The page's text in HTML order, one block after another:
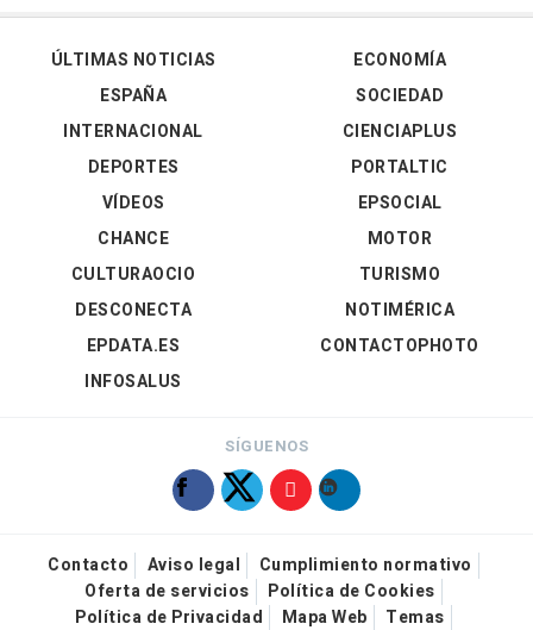
ÚLTIMAS NOTICIAS
ESPAÑA
INTERNACIONAL
DEPORTES
VÍDEOS
ECONOMÍA
SOCIEDAD
CIENCIAPLUS
PORTALTIC
EPSOCIAL
CHANCE
CULTURAOCIO
DESCONECTA
EPDATA.ES
INFOSALUS
MOTOR
TURISMO
NOTIMÉRICA
CONTACTOPHOTO
SÍGUENOS
Contacto Aviso legal
Cumplimiento normativo
Oferta de servicios
Política de Cookies
Política de Privacidad
Mapa Web Temas